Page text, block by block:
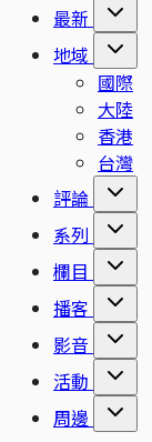
最新
地域
國際
大陸
香港
台灣
評論
系列
欄目
播客
影音
活動
周邊